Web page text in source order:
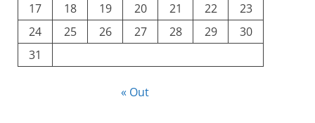
17
18 19 20 21 22
23
24
25 26 27 28 29
30
31
« Out